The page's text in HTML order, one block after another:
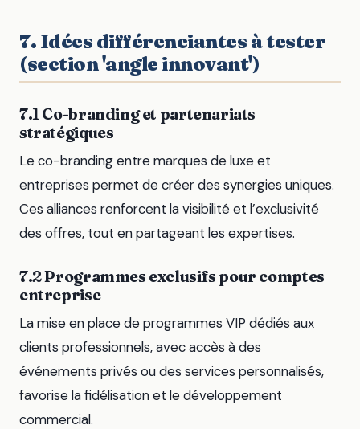
7. Idées différenciantes à tester
(section 'angle innovant')
7.1 Co-branding et partenariats
stratégiques
Le co-branding entre marques de luxe et
entreprises permet de créer des synergies uniques.
Ces alliances renforcent la visibilité et l’exclusivité
des offres, tout en partageant les expertises.
7.2 Programmes exclusifs pour comptes
entreprise
La mise en place de programmes VIP dédiés aux
clients professionnels, avec accès à des
événements privés ou des services personnalisés,
favorise la fidélisation et le développement
commercial.